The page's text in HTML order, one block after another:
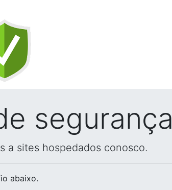
segurança
a sites hospedados conosco.
abaixo.